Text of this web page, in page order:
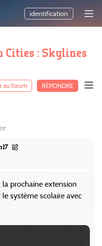
identification
Cities : Skylines
au forum RÉPONDRE
la prochaine extension
système scolaire avec